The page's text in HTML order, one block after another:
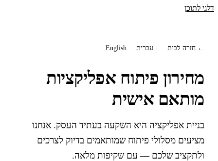
דלגי לתוכן
← חזרה לבית · עברית English
מחירון פיתוח אפליקציות
מותאם אישית
בניית אפליקציה היא השקעה בעתיד העסק. אנחנו
מציעים מסלולי פיתוח שמותאמים בדיוק לצרכים
ולתקציב שלכם — עם שקיפות מלאה.